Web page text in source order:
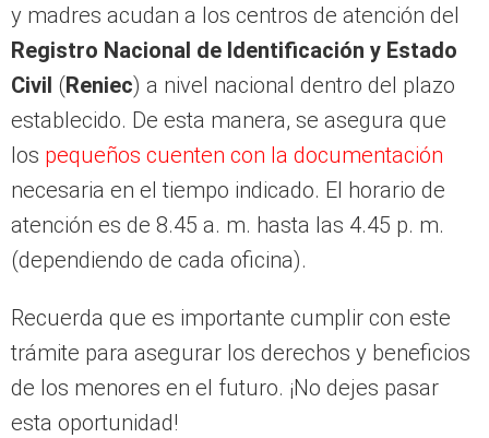
y madres acudan a los centros de atención del
Registro Nacional de Identificación y Estado
Civil (Reniec) a nivel nacional dentro del plazo
establecido. De esta manera, se asegura que
los pequeños cuenten con la documentación
necesaria en el tiempo indicado. El horario de
atención es de 8.45 a. m. hasta las 4.45 p. m.
(dependiendo de cada oficina).
Recuerda que es importante cumplir con este
trámite para asegurar los derechos y beneficios
de los menores en el futuro. ¡No dejes pasar
esta oportunidad!